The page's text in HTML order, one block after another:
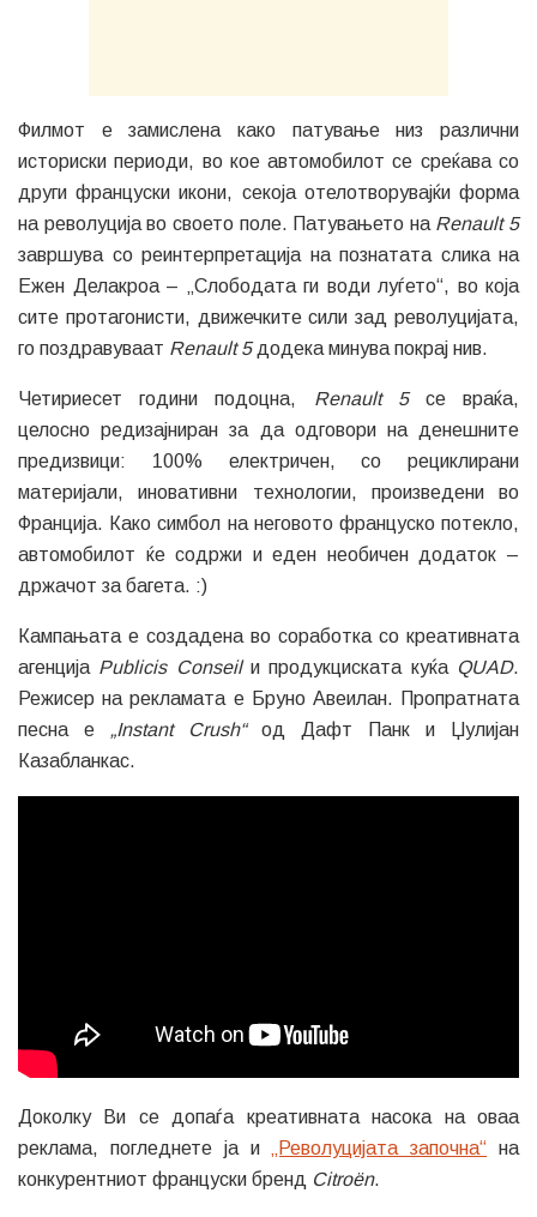
Филмот е замислена како патување низ различни
историски периоди, во кое автомобилот се среќава со
други француски икони, секоја отелотворувајќи форма
на револуција во своето поле. Патувањето на Renault 5
завршува со реинтерпретација на познатата слика на
Ежен Делакроа – „Слободата ги води луѓето“, во која
сите протагонисти, движечките сили зад револуцијата,
го поздравуваат Renault 5додека минува покрај нив.
Четириесет години подоцна, Renault 5се враќа,
целосно редизајниран за да одговори на денешните
предизвици: 100% електричен, со рециклирани
материјали, иновативни технологии, произведени во
Франција. Како симбол на неговото француско потекло,
автомобилот ќе содржи и еден необичен додаток –
држачот за багета. :)
Кампањата е создадена во соработка со креативната
агенција Publicis Conseilи продукциската куќа QUAD.
Режисер на рекламата е Бруно Авеилан. Пропратната
песна е „Instant Crush“од Дафт Панк и Џулијан
Казабланкас.
Доколку Ви се допаѓа креативната насока на оваа
реклама, погледнете ја и
„Револуцијата започна“ на
конкурентниот француски бренд Citroën.